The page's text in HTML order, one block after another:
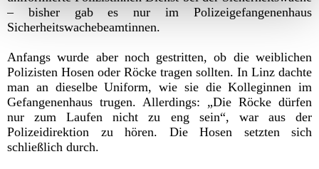
– bisher gab es nur im Polizeigefangenenhaus
Sicherheitswachebeamtinnen.
Anfangs wurde aber noch gestritten, ob die weiblichen
Polizisten Hosen oder Röcke tragen sollten. In Linz dachte
man an dieselbe Uniform, wie sie die Kolleginnen im
Gefangenenhaus trugen. Allerdings: „Die Röcke dürfen
nur zum Laufen nicht zu eng sein“, war aus der
Polizeidirektion zu hören. Die Hosen setzten sich
schließlich durch.